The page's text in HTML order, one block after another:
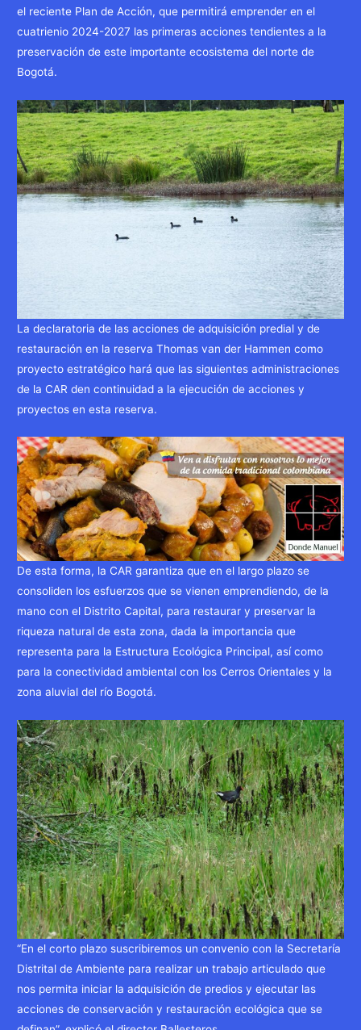
el reciente Plan de Acción, que permitirá emprender en el
cuatrienio 2024-2027 las primeras acciones tendientes a la
preservación de este importante ecosistema del norte de
Bogotá.
La declaratoria de las acciones de adquisición predial y de
restauración en la reserva Thomas van der Hammen como
proyecto estratégico hará que las siguientes administraciones
de la CAR den continuidad a la ejecución de acciones y
proyectos en esta reserva.
De esta forma, la CAR garantiza que en el largo plazo se
consoliden los esfuerzos que se vienen emprendiendo, de la
mano con el Distrito Capital, para restaurar y preservar la
riqueza natural de esta zona, dada la importancia que
representa para la Estructura Ecológica Principal, así como
para la conectividad ambiental con los Cerros Orientales y la
zona aluvial del río Bogotá.
“En el corto plazo suscribiremos un convenio con la Secretaría
Distrital de Ambiente para realizar un trabajo articulado que
nos permita iniciar la adquisición de predios y ejecutar las
acciones de conservación y restauración ecológica que se